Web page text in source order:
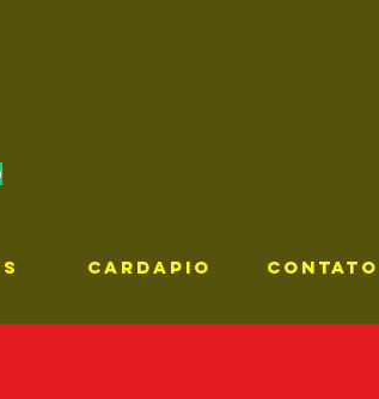
CARDAPIO CONTATO